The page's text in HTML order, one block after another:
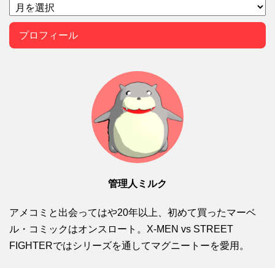
プロフィール
管理人ミルク
アメコミと出会ってはや20年以上、初めて買ったマーベ
ル・コミックはオンスロート。X-MEN vs STREET
FIGHTERではシリーズを通してマグニートーを愛用。